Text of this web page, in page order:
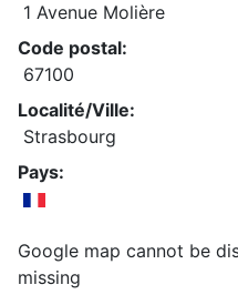
1 Avenue Molière
Code postal:
67100
Localité/Ville:
Strasbourg
Pays:
Google map cannot be
missing